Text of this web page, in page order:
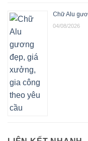
Chữ Alu
04/08/2026